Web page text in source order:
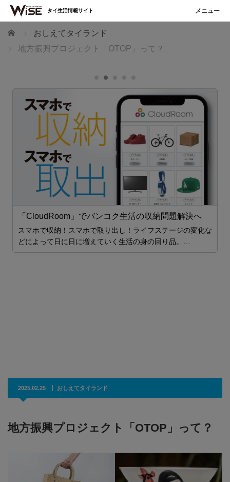
ホーム
おしえてタイランド
地方振興プロジェクト「OTOP」って？
「CloudRoom」でバンコク生活の収納問題解決へ
スマホで収納！スマホで取り出し！ライフステージの変化な
どによって日に日に増えていく生活の身の回り品。…
2025.02.25 おしえてタイランド
地方振興プロジェクト「OTOP」って？
タイ生活情報サイト